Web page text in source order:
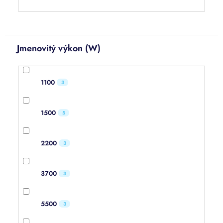
Jmenovitý výkon (W)
1100 3
1500 5
2200 3
3700 3
5500 3